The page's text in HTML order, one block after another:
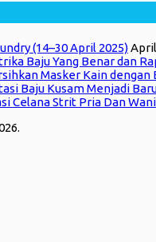
(14–30 April 2025)April
Baju Yang Benar dan
Masker Kain dengan
Baju Kusam Menjadi
Celana Strit Pria Dan